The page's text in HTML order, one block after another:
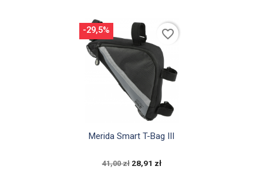
Szybki podgląd
Merida Smart T-Bag III
41,00 zł 28,91 zł
-29,5% favorite_border